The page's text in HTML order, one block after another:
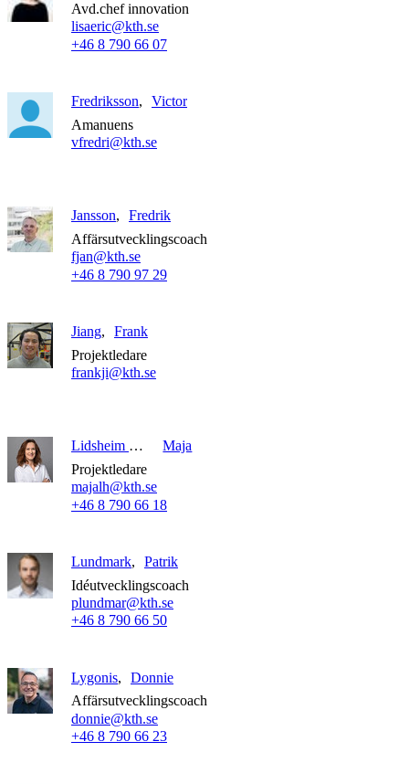
Avd.chef innovation
lisaeric@kth.se
+46 8 790 66 07
Fredriksson
Victor
Amanuens
vfredri@kth.se
Jansson
Fredrik
Affärsutvecklingscoach
fjan@kth.se
+46 8 790 97 29
Jiang
Frank
Projektledare
frankji@kth.se
Lidsheim Haak
Maja
Projektledare
majalh@kth.se
+46 8 790 66 18
Lundmark
Patrik
Idéutvecklingscoach
plundmar@kth.se
+46 8 790 66 50
Lygonis
Donnie
Affärsutvecklingscoach
donnie@kth.se
+46 8 790 66 23